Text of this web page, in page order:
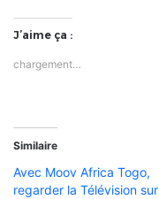
J’aime ça :
chargement…
Similaire
Avec Moov Africa Togo,
regarder la Télévision sur